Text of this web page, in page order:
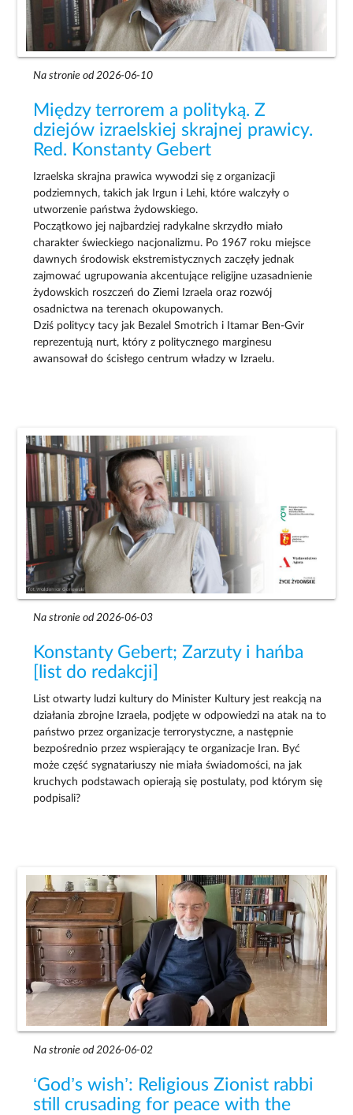
Na stronie od 2026-06-10
Między terrorem a polityką. Z
dziejów izraelskiej skrajnej prawicy.
Red. Konstanty Gebert
Izraelska skrajna prawica wywodzi się z organizacji
podziemnych, takich jak Irgun i Lehi, które walczyły o
utworzenie państwa żydowskiego.
Początkowo jej najbardziej radykalne skrzydło miało
charakter świeckiego nacjonalizmu. Po 1967 roku miejsce
dawnych środowisk ekstremistycznych zaczęły jednak
zajmować ugrupowania akcentujące religijne uzasadnienie
żydowskich roszczeń do Ziemi Izraela oraz rozwój
osadnictwa na terenach okupowanych.
Dziś politycy tacy jak Bezalel Smotrich i Itamar Ben-Gvir
reprezentują nurt, który z politycznego marginesu
awansował do ścisłego centrum władzy w Izraelu.
Na stronie od 2026-06-03
Konstanty Gebert; Zarzuty i hańba
[list do redakcji]
List otwarty ludzi kultury do Minister Kultury jest reakcją na
działania zbrojne Izraela, podjęte w odpowiedzi na atak na to
państwo przez organizacje terrorystyczne, a następnie
bezpośrednio przez wspierający te organizacje Iran. Być
może część sygnatariuszy nie miała świadomości, na jak
kruchych podstawach opierają się postulaty, pod którym się
podpisali?
Na stronie od 2026-06-02
‘God’s wish’: Religious Zionist rabbi
still crusading for peace with the